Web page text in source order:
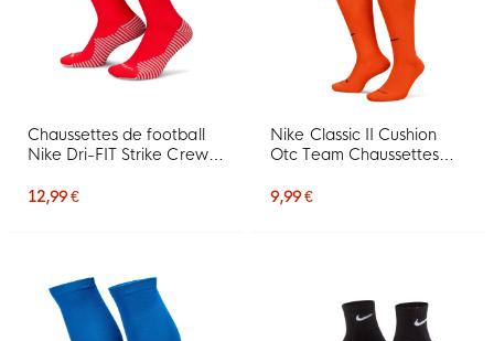
Chaussettes de football
Nike Dri-FIT Strike Crew
12,99 €
Nike Classic II Cushion
Otc Team Chaussettes
9,99 €